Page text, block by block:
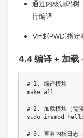
通过内核源码
行编译​
M=$(PWD)指定
4.4 编译 + 加载
# 1. 编译模块
make all
# 2. 加载模块（需
sudo insmod
# 3. 查看内核日志（